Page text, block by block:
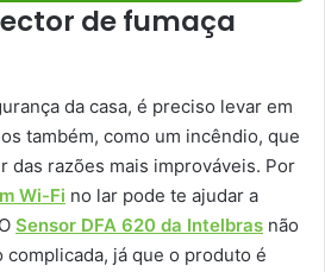
de fumaça
da casa, é preciso levar em
também, como um incêndio, que
das razões mais improváveis. Por
Wi-Fi no lar pode te ajudar a
Sensor DFA 620 da Intelbras não
complicada, já que o produto é